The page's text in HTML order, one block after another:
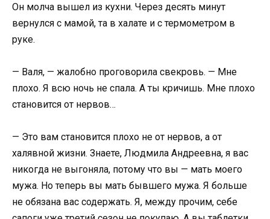
Он молча вышел из кухни. Через десять минут
вернулся с мамой, та в халате и с термометром в
руке.
— Валя, — жалобно проговорила свекровь. — Мне
плохо. Я всю ночь не спала. А ты кричишь. Мне плохо
становится от нервов…
— Это вам становится плохо не от нервов, а от
халявной жизни. Знаете, Людмила Андреевна, я вас
никогда не выгоняла, потому что вы — мать моего
мужа. Но теперь вы мать бывшего мужа. Я больше
не обязана вас содержать. Я, между прочим, себе